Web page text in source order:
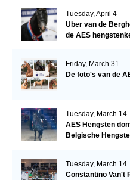
Tuesday, April 4
Uber van de
de AES
Friday, March 31
De foto's van de
Tuesday, March 14
AES Hengsten
Belgische
Tuesday, March 14
Constantino Van't